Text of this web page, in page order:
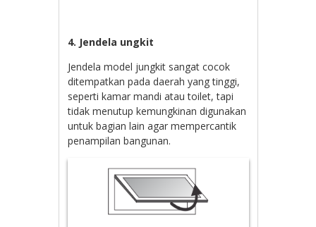
4. Jendela ungkit
Jendela model jungkit sangat cocok
ditempatkan pada daerah yang tinggi,
seperti kamar mandi atau toilet, tapi
tidak menutup kemungkinan digunakan
untuk bagian lain agar mempercantik
penampilan bangunan.